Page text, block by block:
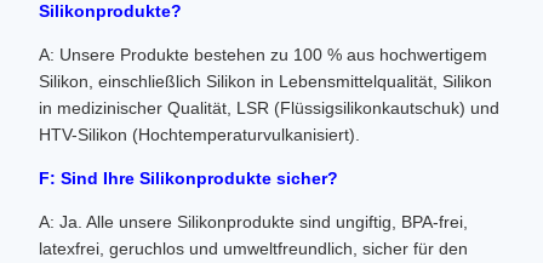
Silikonprodukte?
A: Unsere Produkte bestehen zu 100 % aus hochwertigem
Silikon, einschließlich Silikon in Lebensmittelqualität, Silikon
in medizinischer Qualität, LSR (Flüssigsilikonkautschuk) und
HTV-Silikon (Hochtemperaturvulkanisiert).
F: Sind Ihre Silikonprodukte sicher?
A: Ja. Alle unsere Silikonprodukte sind ungiftig, BPA-frei,
latexfrei, geruchlos und umweltfreundlich, sicher für den